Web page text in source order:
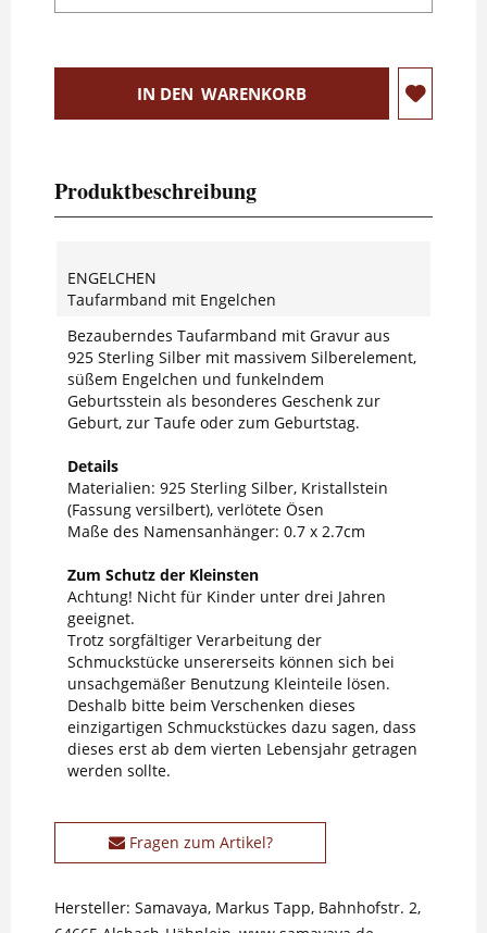
IN DEN WARENKORB
Produktbeschreibung
ENGELCHEN
Taufarmband mit Engelchen
Bezauberndes Taufarmband mit Gravur aus
925 Sterling Silber mit massivem Silberelement,
süßem Engelchen und funkelndem
Geburtsstein als besonderes Geschenk zur
Geburt, zur Taufe oder zum Geburtstag.
Details
Materialien: 925 Sterling Silber, Kristallstein
(Fassung versilbert), verlötete Ösen
Maße des Namensanhänger: 0.7 x 2.7cm
Zum Schutz der Kleinsten
Achtung! Nicht für Kinder unter drei Jahren
geeignet.
Trotz sorgfältiger Verarbeitung der
Schmuckstücke unsererseits können sich bei
unsachgemäßer Benutzung Kleinteile lösen.
Deshalb bitte beim Verschenken dieses
einzigartigen Schmuckstückes dazu sagen, dass
dieses erst ab dem vierten Lebensjahr getragen
werden sollte.
Fragen zum Artikel?
Hersteller: Samavaya, Markus Tapp, Bahnhofstr. 2,